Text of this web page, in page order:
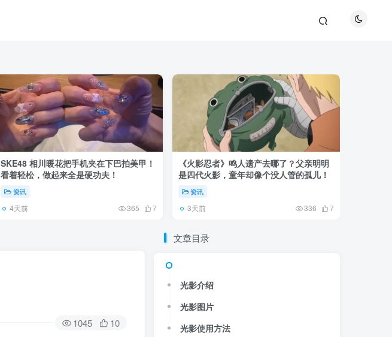
SKE48 相川暖花把手机夹在下巴拍美甲！
看着轻松，做起来全是硬功夫！
资讯
4天前 365 7
《火影忍者》鸣人遗产去哪了？父亲明明
是四代火影，童年却像个没人管的孤儿！
资讯
3天前 336 7
1045 10
文章目录
光影介绍
光影图片
光影使用方法